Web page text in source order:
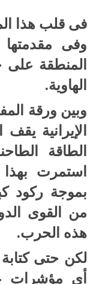
فى قلب هذا
وفى
المنطقة على
الهاوية.
وبين ورقة
الإيرانية
الطاقة
استمرت بهذا
بموجة ركود
من القوى
هذه الحرب.
لكن حتى
أي مؤشرات